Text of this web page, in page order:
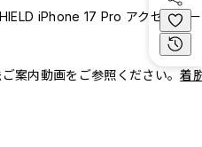
iPhone 17 Pro アクセサリー
案内動画をご参照ください。着